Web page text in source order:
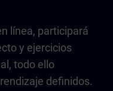
línea, participará
y ejercicios
todo ello
definidos.